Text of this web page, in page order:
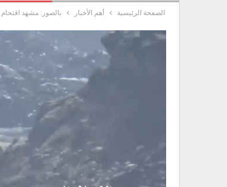
الصفحة الرئيسية أهم الأخبار بالصور: مشهد